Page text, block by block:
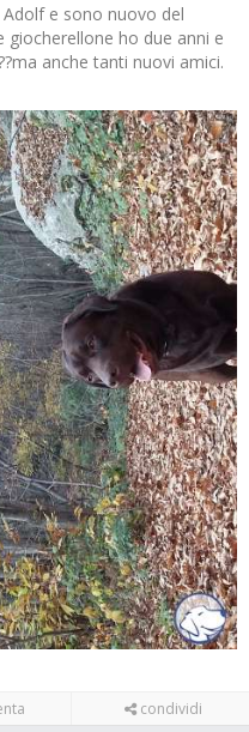
e sono nuovo del
ho due anni e
anche tanti nuovi amici.
condividi